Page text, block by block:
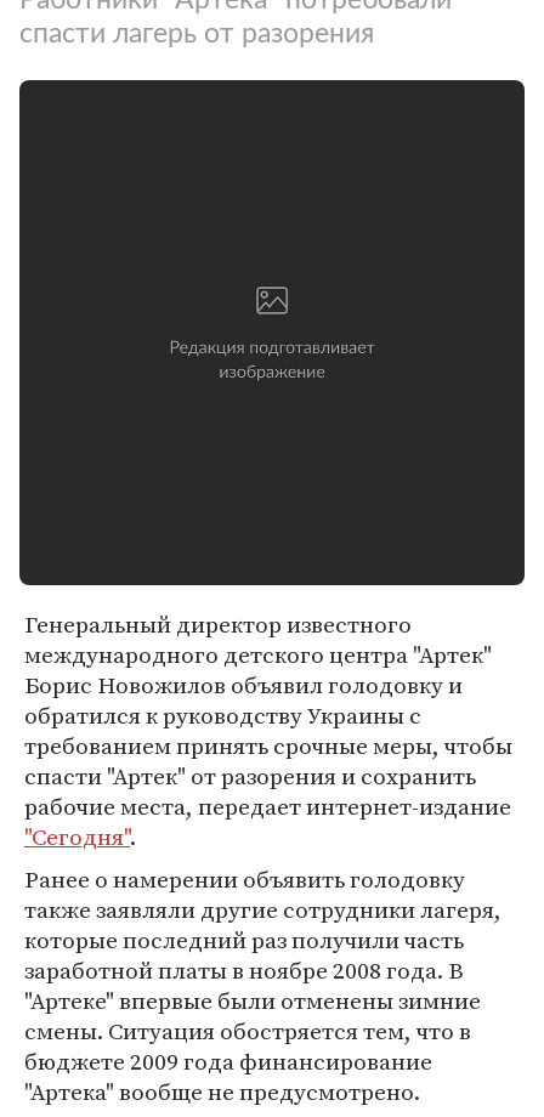
спасти лагерь от разорения
Генеральный директор известного
международного детского центра "Артек"
Борис Новожилов объявил голодовку и
обратился к руководству Украины с
требованием принять срочные меры, чтобы
спасти "Артек" от разорения и сохранить
рабочие места, передает интернет-издание
"Сегодня".
Ранее о намерении объявить голодовку
также заявляли другие сотрудники лагеря,
которые последний раз получили часть
заработной платы в ноябре 2008 года. В
"Артеке" впервые были отменены зимние
смены. Ситуация обостряется тем, что в
бюджете 2009 года финансирование
"Артека" вообще не предусмотрено.